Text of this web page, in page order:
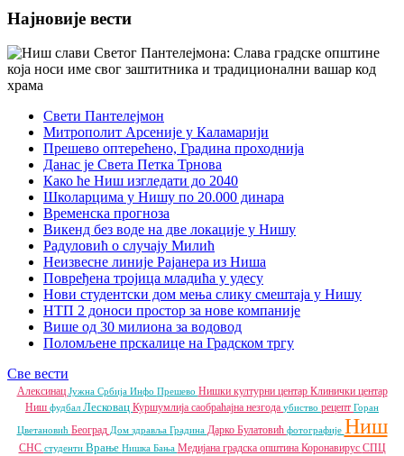
Најновије вести
Свети Пантелејмон
Митрополит Арсеније у Каламарији
Прешево оптерећено, Градина проходнија
Данас је Света Петка Трнова
Како ће Ниш изгледати до 2040
Школарцима у Нишу по 20.000 динара
Временска прогноза
Викенд без воде на две локације у Нишу
Радуловић о случају Милић
Неизвесне линије Рајанера из Ниша
Повређена тројица младића у удесу
Нови студентски дом мења слику смештаја у Нишу
НТП 2 доноси простор за нове компаније
Више од 30 милиона за водовод
Поломљене прскалице на Градском тргу
Све вести
Алексинац Јужна Србија Инфо Прешево Нишки културни центар Клинички центар
Ниш фудбал Лесковац Куршумлија саобраћајна незгода убиство рецепт Горан
Цветановић Београд Дом здравља Градина Дарко Булатовић фотографије Ниш
СНС студенти Врање Нишка Бања Медијана градска општина Коронавирус СПЦ